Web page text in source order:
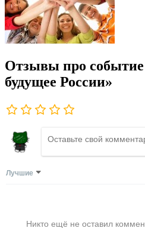
Отзывы про
будущее России»
Лучшие
Никто ещё не оставил